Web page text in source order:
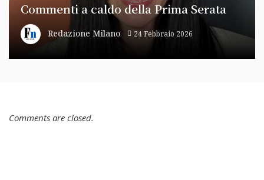
Commenti a caldo della Prima Serata
Redazione Milano 24 Febbraio 2026
Comments are closed.